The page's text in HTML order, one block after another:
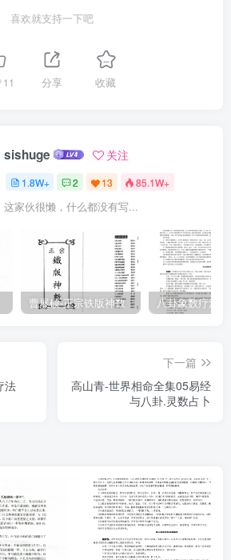
喜欢就支持一下吧
11 分享 收藏
sishuge 关注
1.8W+ 2 13 85.1W+
这家伙很懒，什么都没有写...
曹展硕-正宗铁版神数
法
下一篇
高山青-世界相命全集05易经
与八卦.灵数占卜